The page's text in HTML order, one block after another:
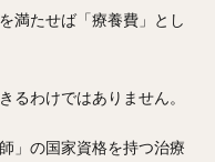
満たせば「療養費」とし
るわけではありません。
」の国家資格を持つ治療